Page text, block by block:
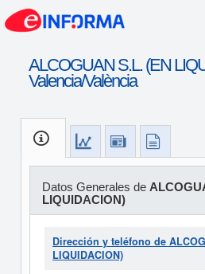
ALCOGUAN S.L. (EN
Valencia/València
Datos Generales de
LIQUIDACION)
Dirección y teléfono de
LIQUIDACION)